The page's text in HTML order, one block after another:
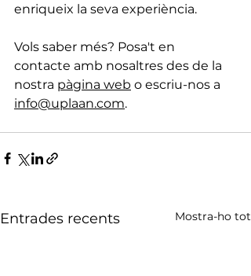
enriqueix la seva experiència.
Vols saber més? Posa't en
contacte amb nosaltres des de la
nostra pàgina web o escriu-nos a
info@uplaan.com.
Entrades recents Mostra-ho tot